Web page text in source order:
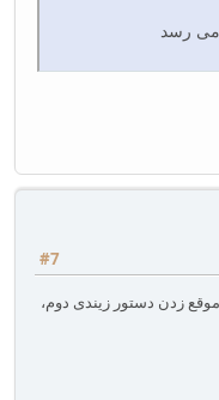
می رسد
#7
زدن دستور زیندی دوم،